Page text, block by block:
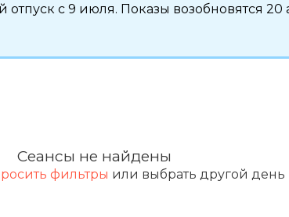
с 9 июля. Показы возобновятся 20
Сеансы не найдены
фильтры или выбрать другой день